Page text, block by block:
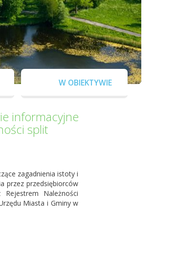
W OBIEKTYWIE
informacyjne
split
zagadnienia istoty i
przez przedsiębiorców
Należności
Miasta i Gminy w